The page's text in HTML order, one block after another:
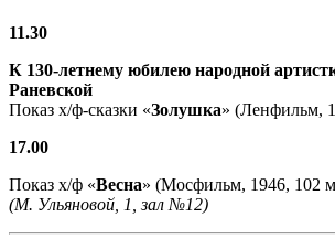
11.30
К 130-летнему юбилею народной
Раневской
Показ х/ф-сказки «Золушка» (Ленфильм,
17.00
Показ х/ф «Весна» (Мосфильм, 1946, 102
(М. Ульяновой, 1, зал №12)